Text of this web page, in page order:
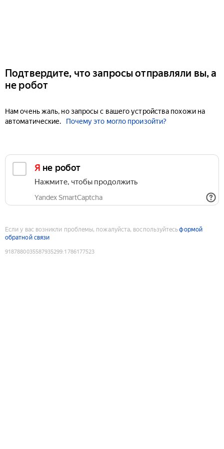
Подтвердите, что запросы отправляли вы, а
не робот
Нам очень жаль, но запросы с вашего устройства похожи на
автоматические.
Почему это могло произойти?
Я не робот
Нажмите, чтобы продолжить
Yandex SmartCaptcha
Если у вас возникли проблемы, пожалуйста, воспользуйтесьформой
обратной связи
9187880035587935299:1786177523